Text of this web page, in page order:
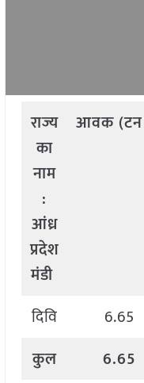
राज्य
का
नाम
:
आंध्र
प्रदेश
मंडी
आवक (टन
दिवि 6.65
कुल
6.65